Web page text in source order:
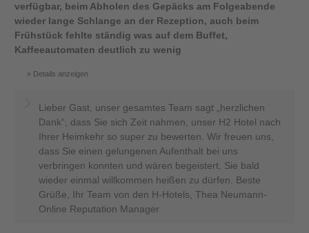
verfügbar, beim Abholen des Gepäcks am Folgeabende
wieder lange Schlange an der Rezeption, auch beim
Frühstück fehlte ständig was auf dem Buffet,
Kaffeeautomaten deutlich zu wenig
Details anzeigen
Lieber Gast, unser gesamtes Team sagt „herzlichen
Dank“, dass Sie sich Zeit nahmen, unser H2 Hotel nach
Ihrer Heimkehr so super zu bewerten. Wir freuen uns,
dass Sie einen gelungenen Aufenthalt bei uns
verbringen konnten und wären begeistert, Sie bald
wieder einmal willkommen heißen zu dürfen. Beste
Grüße, Ihr Team von den H-Hotels, Thea Neumann-
Online Reputation Manager